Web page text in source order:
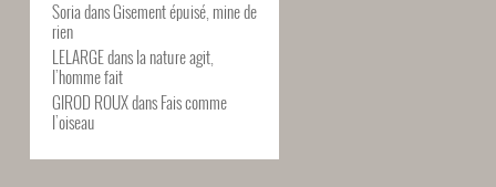
SoriadansGisement épuisé, mine de
rien
LELARGEdansla nature agit,
l’homme fait
GIROD ROUXdansFais comme
l’oiseau